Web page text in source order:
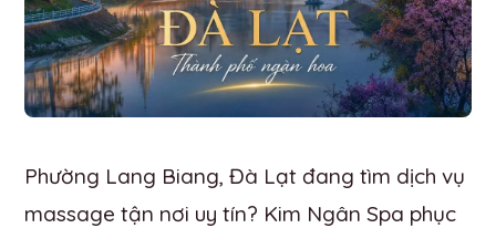
Phường Lang Biang, Đà Lạt đang tìm dịch vụ
massage tận nơi uy tín? Kim Ngân Spa phục